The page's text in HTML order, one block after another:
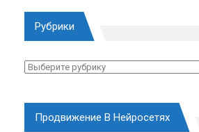
Рубрики
Рубрики
Продвижение В Нейросетях